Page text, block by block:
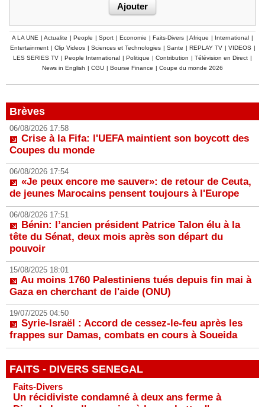
A LA UNE | Actualite | People | Sport | Economie | Faits-Divers | Afrique | International |
Entertainment | Clip Videos | Sciences et Technologies | Sante | REPLAY TV | VIDEOS |
LES SERIES TV | People International | Politique | Contribution | Télévision en Direct |
News in English | CGU | Bourse Finance | Coupe du monde 2026
Brèves
06/08/2026 17:58
Crise à la Fifa: l'UEFA maintient son boycott des
Coupes du monde
06/08/2026 17:54
«Je peux encore me sauver»: de retour de Ceuta,
de jeunes Marocains pensent toujours à l'Europe
06/08/2026 17:51
Bénin: l’ancien président Patrice Talon élu à la
tête du Sénat, deux mois après son départ du
pouvoir
15/08/2025 18:01
Au moins 1760 Palestiniens tués depuis fin mai à
Gaza en cherchant de l'aide (ONU)
19/07/2025 04:50
Syrie-Israël : Accord de cessez-le-feu après les
frappes sur Damas, combats en cours à Soueida
FAITS - DIVERS SENEGAL
Faits-Divers
Un récidiviste condamné à deux ans ferme à